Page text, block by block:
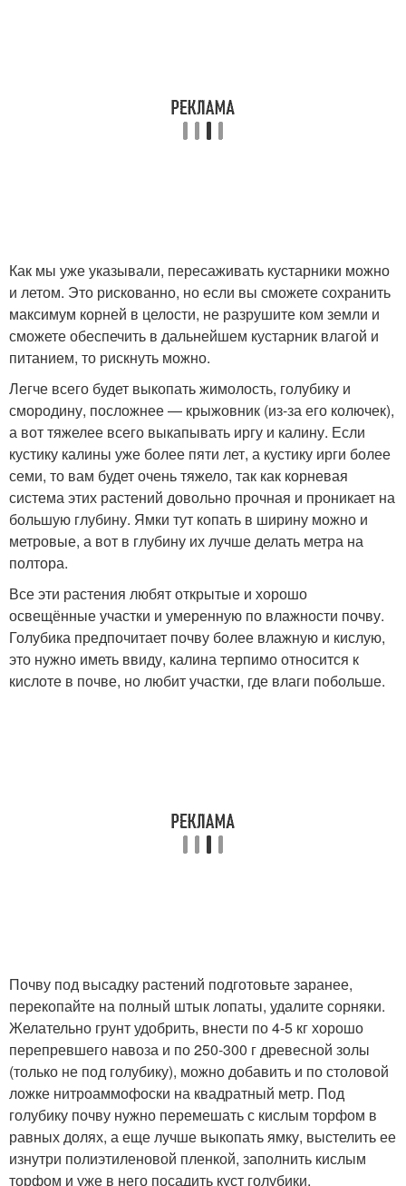
Как мы уже указывали, пересаживать кустарники можно
и летом. Это рискованно, но если вы сможете сохранить
максимум корней в целости, не разрушите ком земли и
сможете обеспечить в дальнейшем кустарник влагой и
питанием, то рискнуть можно.
Легче всего будет выкопать жимолость, голубику и
смородину, посложнее — крыжовник (из-за его колючек),
а вот тяжелее всего выкапывать иргу и калину. Если
кустику калины уже более пяти лет, а кустику ирги более
семи, то вам будет очень тяжело, так как корневая
система этих растений довольно прочная и проникает на
большую глубину. Ямки тут копать в ширину можно и
метровые, а вот в глубину их лучше делать метра на
полтора.
Все эти растения любят открытые и хорошо
освещённые участки и умеренную по влажности почву.
Голубика предпочитает почву более влажную и кислую,
это нужно иметь ввиду, калина терпимо относится к
кислоте в почве, но любит участки, где влаги побольше.
Почву под высадку растений подготовьте заранее,
перекопайте на полный штык лопаты, удалите сорняки.
Желательно грунт удобрить, внести по 4-5 кг хорошо
перепревшего навоза и по 250-300 г древесной золы
(только не под голубику), можно добавить и по столовой
ложке нитроаммофоски на квадратный метр. Под
голубику почву нужно перемешать с кислым торфом в
равных долях, а еще лучше выкопать ямку, выстелить ее
изнутри полиэтиленовой пленкой, заполнить кислым
торфом и уже в него посадить куст голубики.